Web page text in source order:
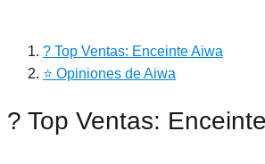
? Top Ventas: Enceinte Aiwa
⭐ Opiniones de Aiwa
? Top Ventas: